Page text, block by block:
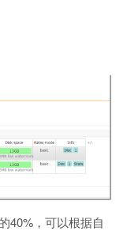
40%，可以根据自